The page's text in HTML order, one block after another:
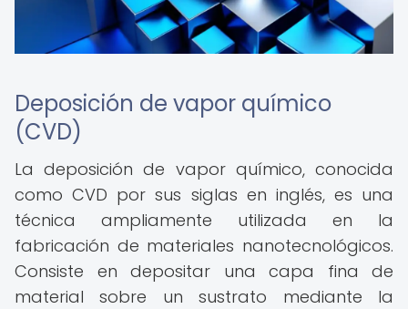
Deposición de vapor químico
(CVD)
La deposición de vapor químico, conocida
como CVD por sus siglas en inglés, es una
técnica ampliamente utilizada en la
fabricación de materiales nanotecnológicos.
Consiste en depositar una capa fina de
material sobre un sustrato mediante la